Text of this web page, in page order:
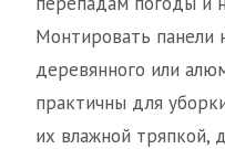
Монтировать панели
деревянного или
практичны для
их влажной тряпкой,